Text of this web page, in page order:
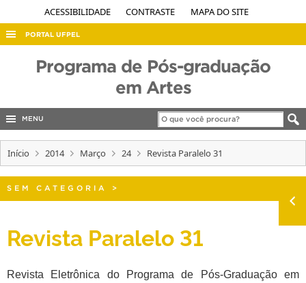
ACESSIBILIDADE CONTRASTE MAPA DO SITE
PORTAL UFPEL
EDITAIS
TELEFONES
Programa de Pós-graduação
em Artes
MENU
Início 2014 Março 24 Revista Paralelo 31
SEM CATEGORIA >
Revista Paralelo 31
Revista Eletrônica do Programa de Pós-Graduação em